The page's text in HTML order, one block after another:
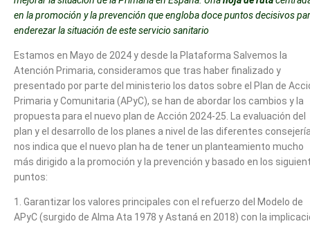
en la promoción y la prevención que engloba doce puntos decisivos
enderezar la situación de este servicio sanitario
Estamos en Mayo de 2024 y desde la Plataforma Salvemos la
Atención Primaria, consideramos que tras haber finalizado y
presentado por parte del ministerio los datos sobre el Plan de
Primaria y Comunitaria (APyC), se han de abordar los cambios y la
propuesta para el nuevo plan de Acción 2024-25. La evaluación del
plan y el desarrollo de los planes a nivel de las diferentes
nos indica que el nuevo plan ha de tener un planteamiento mucho
más dirigido a la promoción y la prevención y basado en los
puntos:
1. Garantizar los valores principales con el refuerzo del Modelo de
APyC (surgido de Alma Ata 1978 y Astaná en 2018) con la